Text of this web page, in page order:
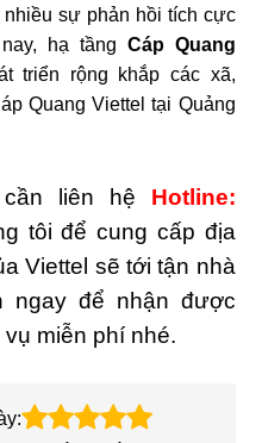
sự phản hồi tích cực
hạ tầng Cáp Quang
triển rộng khắp các xã,
Quang Viettel tại Quảng
liên hệ Hotline:
tôi để cung cấp địa
Viettel sẽ tới tận nhà
ngay để nhận được
miễn phí nhé.